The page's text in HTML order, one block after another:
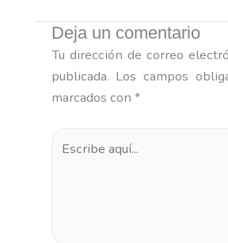
Deja un comentario
Tu dirección de correo
publicada. Los campos
marcados con *
aquí...